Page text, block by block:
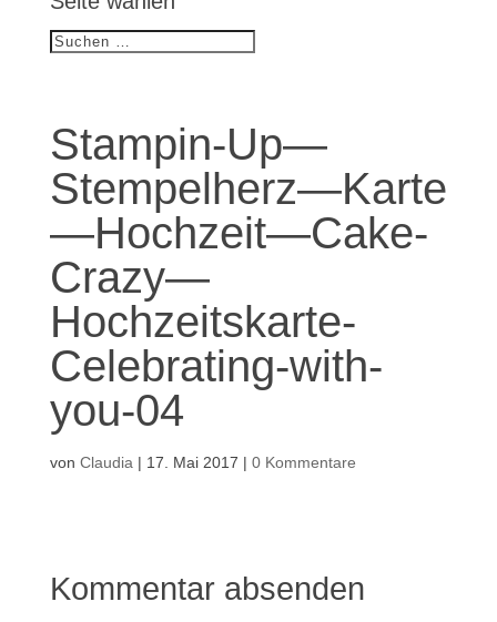
Stampin-Up—
Stempelherz—Karte
—Hochzeit—Cake-
Crazy—
Hochzeitskarte-
Celebrating-with-
you-04
von Claudia | 17. Mai 2017 | 0 Kommentare
Kommentar absenden